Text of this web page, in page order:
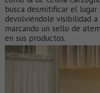
busca desmitificar el
devolviéndole visibilidad a
marcando un sello de
en sus productos.